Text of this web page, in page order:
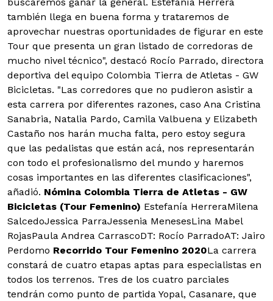
buscaremos ganar la general. Estefanía Herrera
también llega en buena forma y trataremos de
aprovechar nuestras oportunidades de figurar en este
Tour que presenta un gran listado de corredoras de
mucho nivel técnico", destacó Rocío Parrado, directora
deportiva del equipo Colombia Tierra de Atletas - GW
Bicicletas. "Las corredores que no pudieron asistir a
esta carrera por diferentes razones, caso Ana Cristina
Sanabria, Natalia Pardo, Camila Valbuena y Elizabeth
Castaño nos harán mucha falta, pero estoy segura
que las pedalistas que están acá, nos representarán
con todo el profesionalismo del mundo y haremos
cosas importantes en las diferentes clasificaciones",
añadió. Nómina Colombia Tierra de Atletas - GW
Bicicletas (Tour Femenino) Estefanía HerreraMilena
SalcedoJessica ParraJessenia MenesesLina Mabel
RojasPaula Andrea CarrascoDT: Rocío ParradoAT: Jairo
Perdomo Recorrido Tour Femenino 2020La carrera
constará de cuatro etapas aptas para especialistas en
todos los terrenos. Tres de los cuatro parciales
tendrán como punto de partida Yopal, Casanare, que